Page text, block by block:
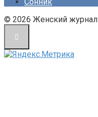
© 2026 Женский журнал